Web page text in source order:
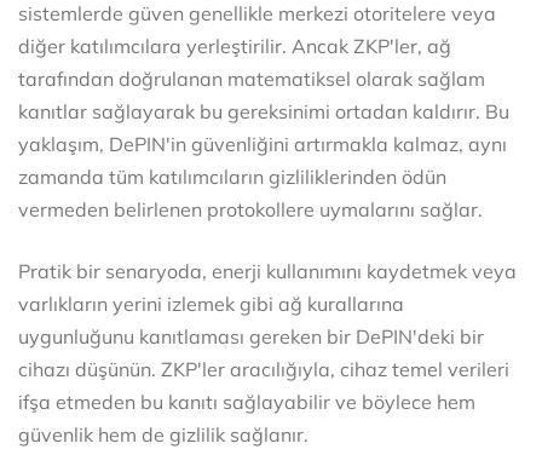
sistemlerde güven genellikle merkezi otoritelere veya
diğer katılımcılara yerleştirilir. Ancak ZKP'ler, ağ
tarafından doğrulanan matematiksel olarak sağlam
kanıtlar sağlayarak bu gereksinimi ortadan kaldırır. Bu
yaklaşım, DePIN'in güvenliğini artırmakla kalmaz, aynı
zamanda tüm katılımcıların gizliliklerinden ödün
vermeden belirlenen protokollere uymalarını sağlar.
Pratik bir senaryoda, enerji kullanımını kaydetmek veya
varlıkların yerini izlemek gibi ağ kurallarına
uygunluğunu kanıtlaması gereken bir DePIN'deki bir
cihazı düşünün. ZKP'ler aracılığıyla, cihaz temel verileri
ifşa etmeden bu kanıtı sağlayabilir ve böylece hem
güvenlik hem de gizlilik sağlanır.